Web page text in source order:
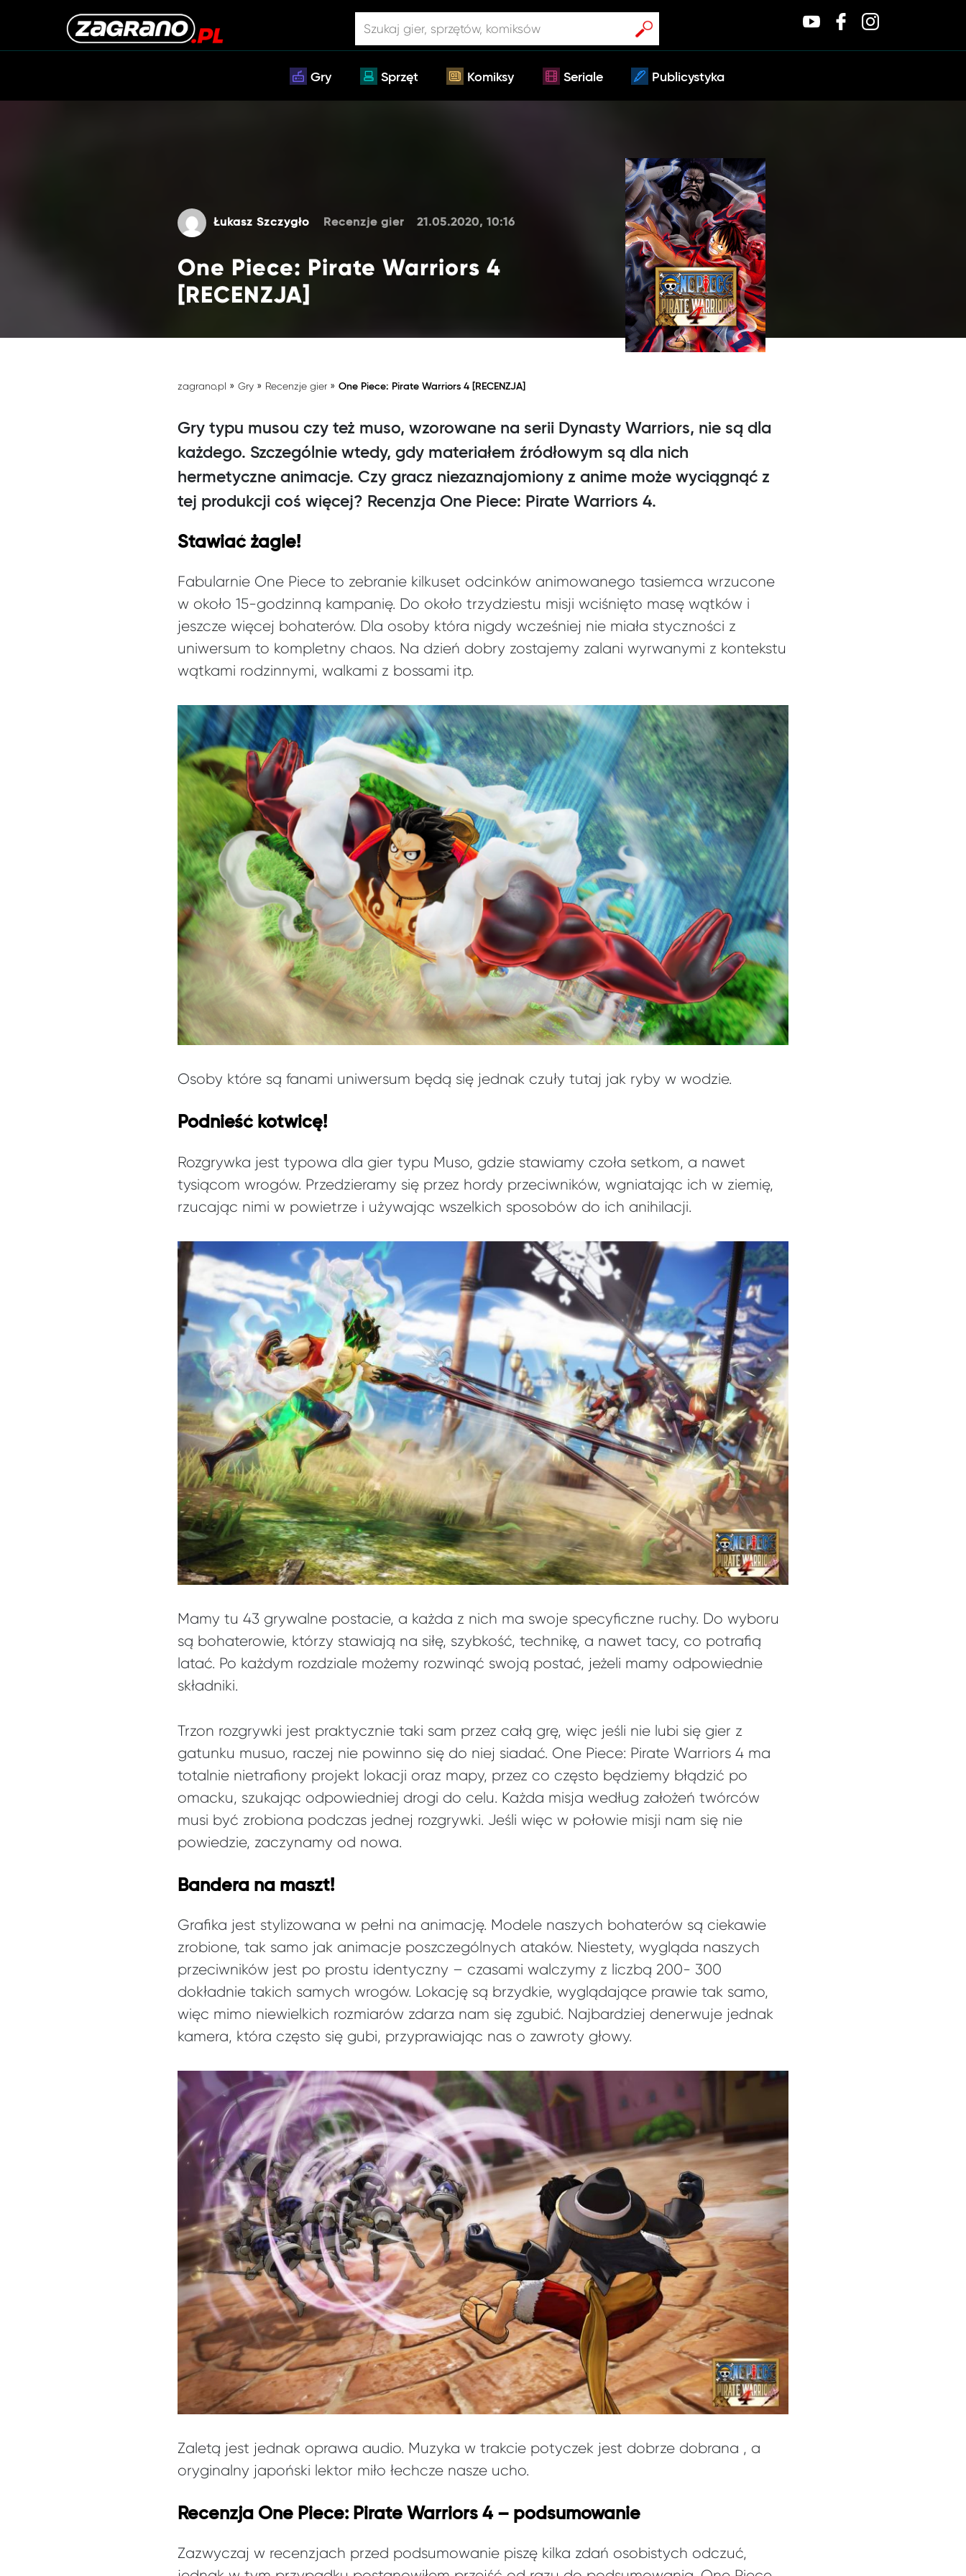
Gry Sprzęt Komiksy Seriale Publicystyka
Łukasz Szczygło Recenzje gier 21.05.2020, 10:16
One Piece: Pirate Warriors 4
[RECENZJA]
zagrano.pl » Gry » Recenzje gier » One Piece: Pirate Warriors 4 [RECENZJA]
Gry typu musou czy też muso, wzorowane na serii Dynasty Warriors, nie są dla
każdego. Szczególnie wtedy, gdy materiałem źródłowym są dla nich
hermetyczne animacje. Czy gracz niezaznajomiony z anime może wyciągnąć z
tej produkcji coś więcej? Recenzja One Piece: Pirate Warriors 4.
Stawiać żagle!
Fabularnie One Piece to zebranie kilkuset odcinków animowanego tasiemca wrzucone
w około 15-godzinną kampanię. Do około trzydziestu misji wciśnięto masę wątków i
jeszcze więcej bohaterów. Dla osoby która nigdy wcześniej nie miała styczności z
uniwersum to kompletny chaos. Na dzień dobry zostajemy zalani wyrwanymi z kontekstu
wątkami rodzinnymi, walkami z bossami itp.
Osoby które są fanami uniwersum będą się jednak czuły tutaj jak ryby w wodzie.
Podnieść kotwicę!
Rozgrywka jest typowa dla gier typu Muso, gdzie stawiamy czoła setkom, a nawet
tysiącom wrogów. Przedzieramy się przez hordy przeciwników, wgniatając ich w ziemię,
rzucając nimi w powietrze i używając wszelkich sposobów do ich anihilacji.
Mamy tu 43 grywalne postacie, a każda z nich ma swoje specyficzne ruchy. Do wyboru
są bohaterowie, którzy stawiają na siłę, szybkość, technikę, a nawet tacy, co potrafią
latać. Po każdym rozdziale możemy rozwinąć swoją postać, jeżeli mamy odpowiednie
składniki.
Trzon rozgrywki jest praktycznie taki sam przez całą grę, więc jeśli nie lubi się gier z
gatunku musuo, raczej nie powinno się do niej siadać. One Piece: Pirate Warriors 4 ma
totalnie nietrafiony projekt lokacji oraz mapy, przez co często będziemy błądzić po
omacku, szukając odpowiedniej drogi do celu. Każda misja według założeń twórców
musi być zrobiona podczas jednej rozgrywki. Jeśli więc w połowie misji nam się nie
powiedzie, zaczynamy od nowa.
Bandera na maszt!
Grafika jest stylizowana w pełni na animację. Modele naszych bohaterów są ciekawie
zrobione, tak samo jak animacje poszczególnych ataków. Niestety, wygląda naszych
przeciwników jest po prostu identyczny – czasami walczymy z liczbą 200- 300
dokładnie takich samych wrogów. Lokację są brzydkie, wyglądające prawie tak samo,
więc mimo niewielkich rozmiarów zdarza nam się zgubić. Najbardziej denerwuje jednak
kamera, która często się gubi, przyprawiając nas o zawroty głowy.
Zaletą jest jednak oprawa audio. Muzyka w trakcie potyczek jest dobrze dobrana , a
oryginalny japoński lektor miło łechcze nasze ucho.
Recenzja One Piece: Pirate Warriors 4 – podsumowanie
Zazwyczaj w recenzjach przed podsumowanie piszę kilka zdań osobistych odczuć,